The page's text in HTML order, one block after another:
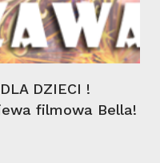
DZIECI !
filmowa Bella!